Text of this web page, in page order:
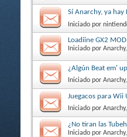
Sí Anarchy, ya
Iniciado por
Loadiine GX2 MOD
Iniciado por Anarchy
¿Algún Beat em'
Iniciado por Anarchy
Juegacos para
Iniciado por Anarchy
¿No tiran las
Iniciado por Anarchy